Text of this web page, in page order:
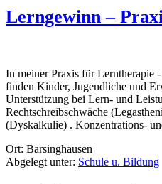
Lerngewinn –
In meiner Praxis für Lerntherapie
finden Kinder, Jugendliche und
Unterstützung bei Lern- und
Rechtschreibschwäche
(Dyskalkulie) . Konzentrations-
Ort: Barsinghausen
Abgelegt unter: Schule u. Bildung